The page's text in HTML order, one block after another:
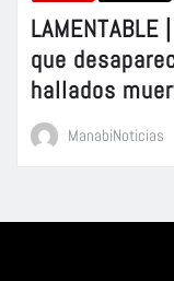
que
hallados
ManabiNoticias